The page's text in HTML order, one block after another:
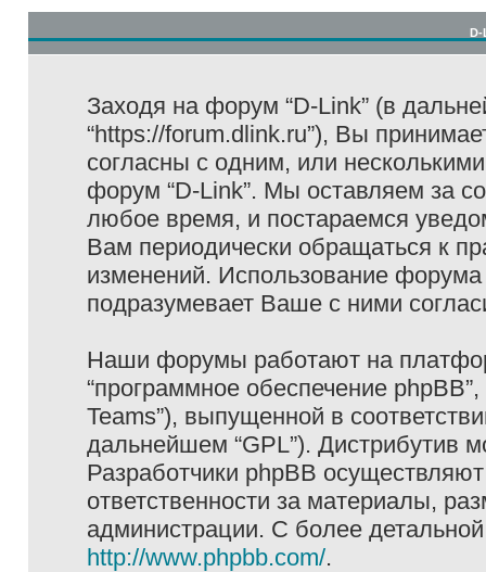
D-
Заходя на форум “D-Link” (в
“https://forum.dlink.ru”), Вы
согласны с одним, или
форум “D-Link”. Мы оставляем за
любое время, и постараемся
Вам периодически обращаться к
изменений. Использование
подразумевает Ваше с ними
Наши форумы работают на
“программное обеспечение
Teams”), выпущенной в
дальнейшем “GPL”). Дистрибутив
Разработчики phpBB
ответственности за материалы,
администрации. С более
http://www.phpbb.com/.